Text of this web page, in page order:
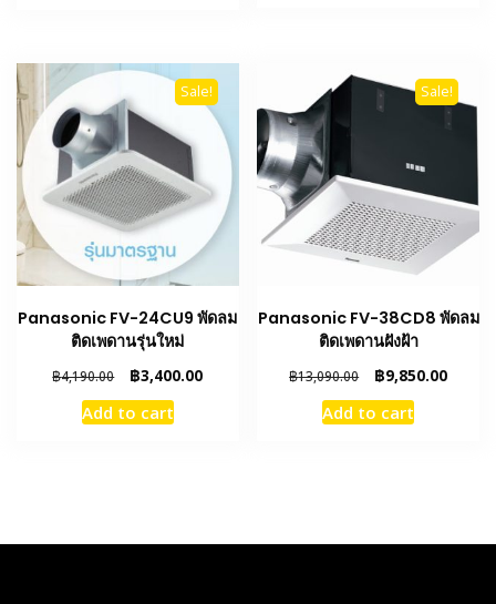
Sale!
Panasonic FV-24CU9 พัดลม
ติดเพดานรุ่นใหม่
฿4,190.00
Original
price
was:
฿3,400.00Current
Add to cart
Sale!
Panasonic FV-38CD8 พัดลม
ติดเพดานฝังฝ้า
฿13,090.00
Original
price
was:
฿9,850.00
Add to cart